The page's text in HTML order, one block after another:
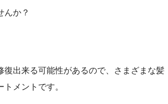
んか？
復出来る可能性があるので、さまざまな髪
メントです。